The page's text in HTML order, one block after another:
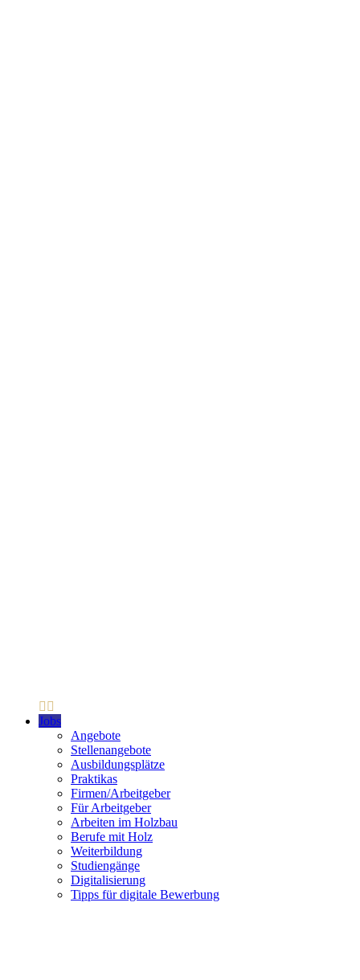
Jobs
Angebote
Stellenangebote
Ausbildungsplätze
Praktikas
Firmen/Arbeitgeber
Für Arbeitgeber
Arbeiten im Holzbau
Berufe mit Holz
Weiterbildung
Studiengänge
Digitalisierung
Tipps für digitale Bewerbung